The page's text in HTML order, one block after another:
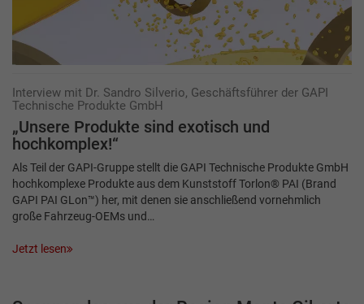
Interview mit Dr. Sandro Silverio, Geschäftsführer der GAPI
Technische Produkte GmbH
„Unsere Produkte sind exotisch und
hochkomplex!“
Als Teil der GAPI-Gruppe stellt die GAPI Technische Produkte GmbH
hochkomplexe Produkte aus dem Kunststoff Torlon® PAI (Brand
GAPI PAI GLon™) her, mit denen sie anschließend vornehmlich
große Fahrzeug-OEMs und…
Jetzt lesen